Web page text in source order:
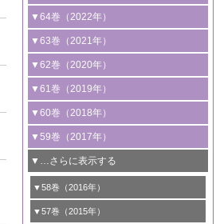
3号 有機分子変換やCO 資源化のための
光触媒に関する最近の研究
B号 第137回触媒討論会（2026年）
2号 水素製造のための水分解技術に関す
る最近の研究
3号 オレフィン系樹脂の精密合成に関す
る最新技術
4号 アルコール類の効率的変換を実現す
る非貴金属触媒の研究動向
5号 ゼオライトの合成と応用における研
究動向
6号 ヘテロ接合界面
B号 第135回触媒討論会（2025年）
2号 規制反応場を活用した固体触媒研究
の新展開
3号 未踏分子変換を目指した酸化触媒プ
ロセスの最前線
4号 シンクロトロン放射光および中性子
線を利用した触媒解析技術の最先端
5号 単原子触媒
6号 参照触媒委員会からのお知らせ
B号 第133回触媒討論会（2023年）
1号 炭素が関わる触媒機能
2号 プラスチックケミカルリサイクルの
ための触媒技術
3号 非酸化物系金属化合物を基盤とした
触媒材料の開発
4号 格子酸素・格子酸素欠陥を利用した
触媒反応
5号 生体触媒によるエネルギー変換反応
6号 窒素とリンの循環のための触媒・機
能性材料
B号 第131回触媒討論会（2023年）
▼64巻（2022年）
1号 合成ガス製造とCOを用いるケミカル
ズ合成の最新動向
2号 化学品合成のための合金触媒開発
3号 CO の排出削減および有効活用のた
めの触媒技術
4号 若手による情報発信企画～とびたて
若き触媒の研究者たち～（1）
5号 若手による情報発信企画～とびたて
若き触媒の研究者たち～（2）
▼63巻（2021年）
1号 金触媒の新展開
2号 ペロブスカイト
3号 特殊反応場を利用した触媒的分子変
換反応
4号 多孔質材料を用いた触媒の新展開
5号 情報学的手法を用いた触媒開発
6号 カーボンニュートラルに向けた電解
技術
▼62巻（2020年）
1号 触媒設計を拓く欠陥構造のキャラク
タリゼーション
2号 機能化学品製造に資するクリーンな
触媒的酸化反応
3号 水処理のための触媒化学
4号 光触媒を用いた水分解の最新の研究
動向
▼61巻（2019年）
1号 物質移動制御に着目した触媒プロセ
ス開発
2号 CO2 フリー水素サプライチェーンに
関わる触媒開発動向
3号 精密高分子合成に関する最近の研究
動向
▼60巻（2018年）
1号 固体酸触媒の最新の研究動向
2号 二酸化炭素からの有用化学品合成
3号 ナノ粒子・クラスター触媒の最前線
4号 60周年記念企画
▼59巻（2017年）
1号 いたるところに，触媒
2号 機能性材料の局所構造解析のための
最先端技術
▼…さらに表示する
▼58巻（2016年）
1号 ユニークな構造の高分子を生み出す触
▼57巻（2015年）